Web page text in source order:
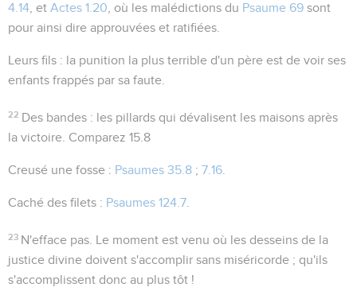
4.14 , et Actes 1.20 , où les malédictions du Psaume 69 sont
pour ainsi dire approuvées et ratifiées.
Leurs fils : la punition la plus terrible d'un père est de voir ses
enfants frappés par sa faute.
22 Des bandes : les pillards qui dévalisent les maisons après
la victoire. Comparez 15.8
Creusé une fosse : Psaumes 35.8 ; 7.16
Caché des filets : Psaumes 124.7
23 N'efface pas . Le moment est venu où les desseins de la
justice divine doivent s'accomplir sans miséricorde ; qu'ils
s'accomplissent donc au plus tôt !